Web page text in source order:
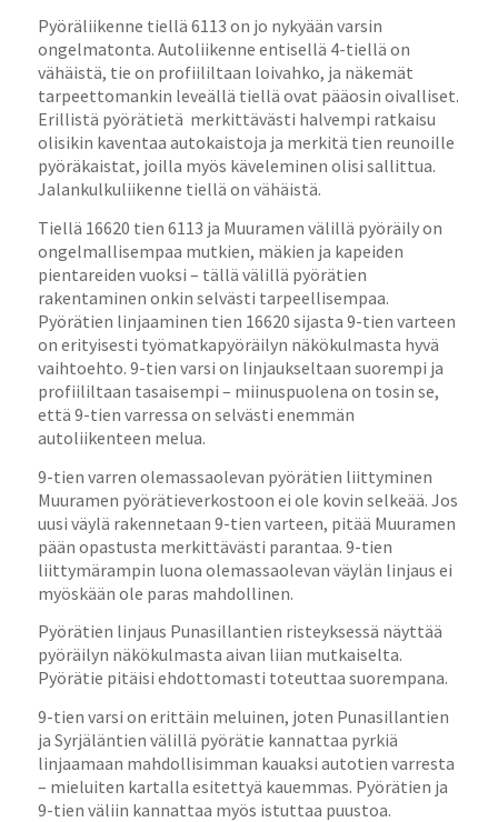
Pyöräliikenne tiellä 6113 on jo nykyään varsin
ongelmatonta. Autoliikenne entisellä 4-tiellä on
vähäistä, tie on profiililtaan loivahko, ja näkemät
tarpeettomankin leveällä tiellä ovat pääosin oivalliset.
Erillistä pyörätietä merkittävästi halvempi ratkaisu
olisikin kaventaa autokaistoja ja merkitä tien reunoille
pyöräkaistat, joilla myös käveleminen olisi sallittua.
Jalankulkuliikenne tiellä on vähäistä.
Tiellä 16620 tien 6113 ja Muuramen välillä pyöräily on
ongelmallisempaa mutkien, mäkien ja kapeiden
pientareiden vuoksi – tällä välillä pyörätien
rakentaminen onkin selvästi tarpeellisempaa.
Pyörätien linjaaminen tien 16620 sijasta 9-tien varteen
on erityisesti työmatkapyöräilyn näkökulmasta hyvä
vaihtoehto. 9-tien varsi on linjaukseltaan suorempi ja
profiililtaan tasaisempi – miinuspuolena on tosin se,
että 9-tien varressa on selvästi enemmän
autoliikenteen melua.
9-tien varren olemassaolevan pyörätien liittyminen
Muuramen pyörätieverkostoon ei ole kovin selkeää. Jos
uusi väylä rakennetaan 9-tien varteen, pitää Muuramen
pään opastusta merkittävästi parantaa. 9-tien
liittymärampin luona olemassaolevan väylän linjaus ei
myöskään ole paras mahdollinen.
Pyörätien linjaus Punasillantien risteyksessä näyttää
pyöräilyn näkökulmasta aivan liian mutkaiselta.
Pyörätie pitäisi ehdottomasti toteuttaa suorempana.
9-tien varsi on erittäin meluinen, joten Punasillantien
ja Syrjäläntien välillä pyörätie kannattaa pyrkiä
linjaamaan mahdollisimman kauaksi autotien varresta
– mieluiten kartalla esitettyä kauemmas. Pyörätien ja
9-tien väliin kannattaa myös istuttaa puustoa.